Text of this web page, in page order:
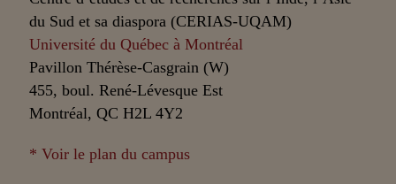
du Sud et sa diaspora (CERIAS-UQAM)
Université du Québec à Montréal
Pavillon Thérèse-Casgrain (W)
455, boul. René-Lévesque Est
Montréal, QC H2L 4Y2
* Voir le plan du campus